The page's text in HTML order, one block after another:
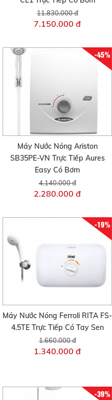
11.830.000 đ
7.150.000 đ
-45%
Máy Nước Nóng Ariston
SB35PE-VN Trực Tiếp Aures
Easy Có Bơm
4.140.000 đ
2.280.000 đ
-19%
Máy Nước Nóng Ferroli RITA FS-
4.5TE Trực Tiếp Có Tay Sen
1.660.000 đ
1.340.000 đ
-39%